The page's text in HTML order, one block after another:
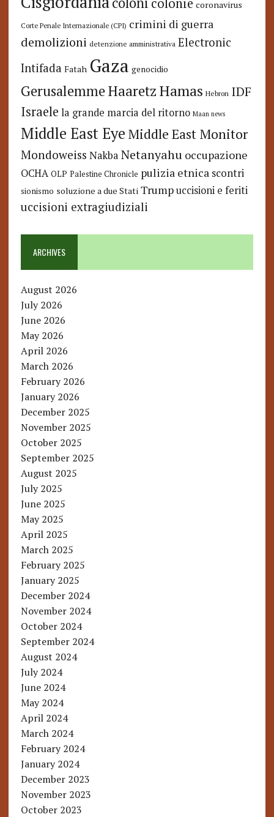
coronavirus
Corte Penale Internazionale (CPI) crimini di guerra
demolizioni detenzione amministrativa Electronic
Intifada Fatah Gaza genocidio
GerusalemmeHaaretzHamas Hebron IDF
Israele la grande marcia del ritorno Maan news
Middle East Eye Middle East Monitor
Mondoweiss Nakba Netanyahu occupazione
OCHA OLP Palestine Chronicle pulizia etnica scontri
sionismo soluzione a due Stati Trump uccisioni e feriti
uccisioni extragiudiziali
ARCHIVES
August 2026
July 2026
June 2026
May 2026
April 2026
March 2026
February 2026
January 2026
December 2025
November 2025
October 2025
September 2025
August 2025
July 2025
June 2025
May 2025
April 2025
March 2025
February 2025
January 2025
December 2024
November 2024
October 2024
September 2024
August 2024
July 2024
June 2024
May 2024
April 2024
March 2024
February 2024
January 2024
December 2023
November 2023
October 2023